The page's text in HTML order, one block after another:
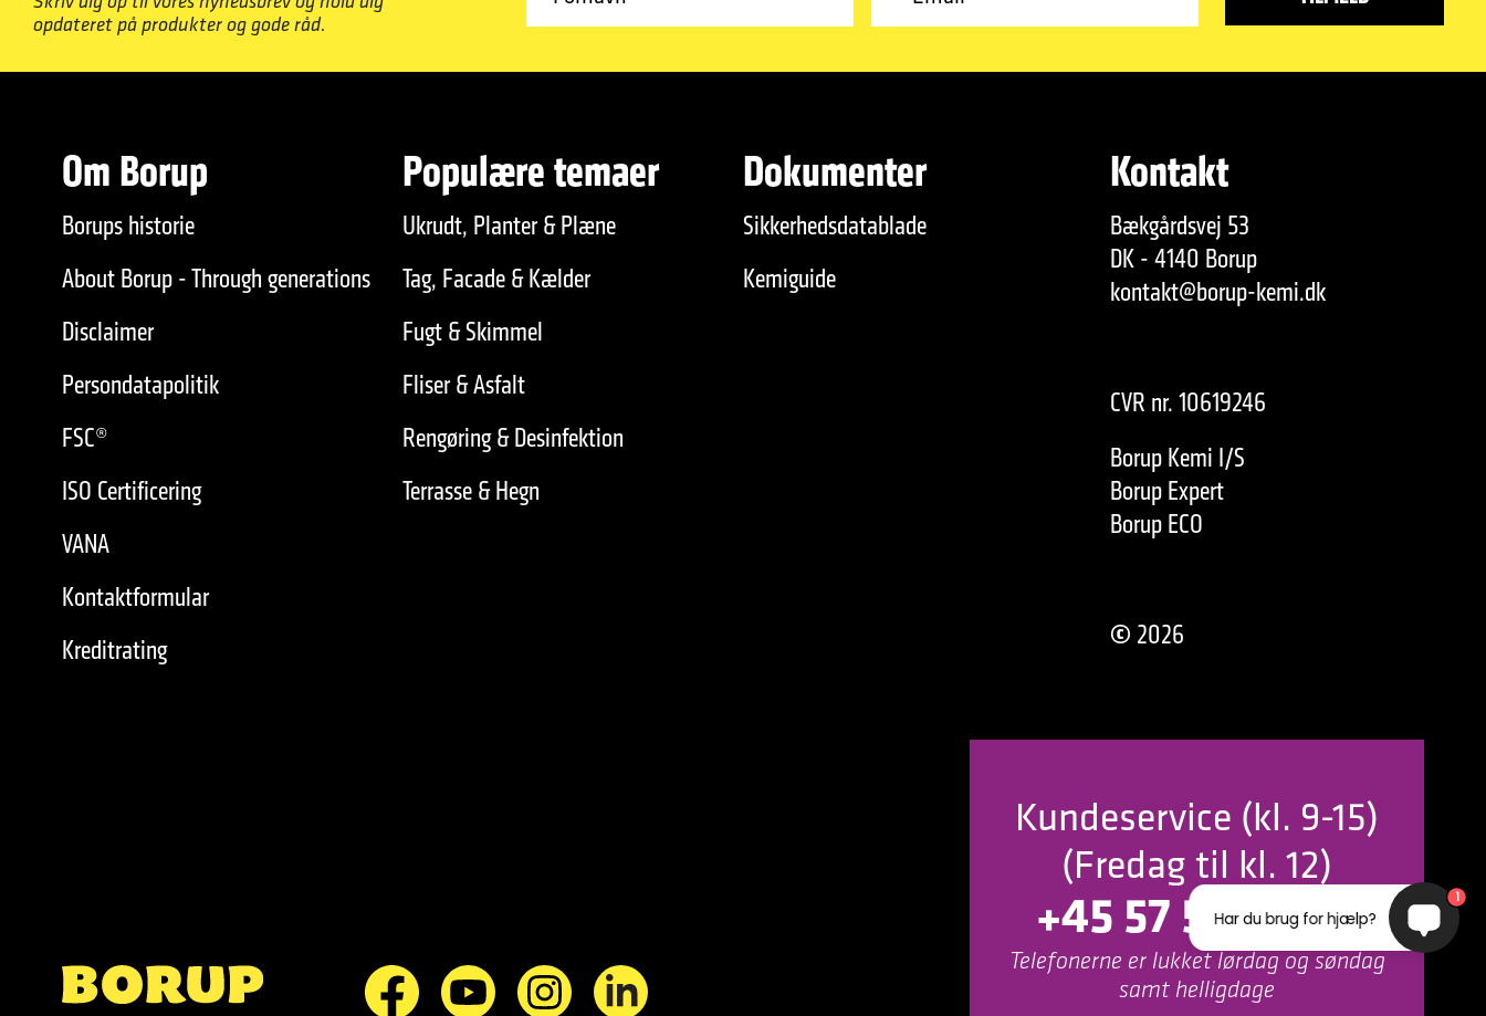
opdateret på produkter og gode råd.
Om Borup
Borups historie
About Borup - Through generations
Disclaimer
Persondatapolitik
FSC®
ISO Certificering
VANA
Kontaktformular
Kreditrating
Populære temaer
Ukrudt, Planter & Plæne
Tag, Facade & Kælder
Fugt & Skimmel
Fliser & Asfalt
Rengøring & Desinfektion
Terrasse & Hegn
Dokumenter
Sikkerhedsdatablade
Kemiguide
Kontakt
Bækgårdsvej 53
DK - 4140 Borup
kontakt@borup-kemi.dk
CVR nr. 10619246
Borup Kemi I/S
Borup Expert
Borup ECO
© 2026
Kundeservice (kl. 9-15)
(Fredag til kl. 12)
+45 57 56 00 20
Telefonerne er lukket lørdag og søndag
samt helligdage
Har du brug for hjælp?
1